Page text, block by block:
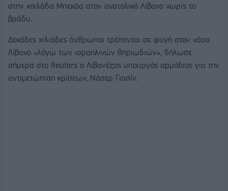
στην κοιλάδα Μπεκάα στον ανατολικό Λίβανο νωρίς το
βράδυ.
Δεκάδες χιλιάδες άνθρωποι τρέπονται σε φυγή στον νότιο
Λίβανο «λόγω των ισραηλινών θηριωδιών», δήλωσε
σήμερα στο Reuters ο Λιβανέζος υπουργός αρμόδιος για την
αντιμετώπιση κρίσεων, Νάσερ Γιασίν.